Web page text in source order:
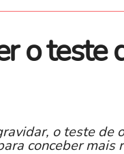
o teste
o teste de
conceber